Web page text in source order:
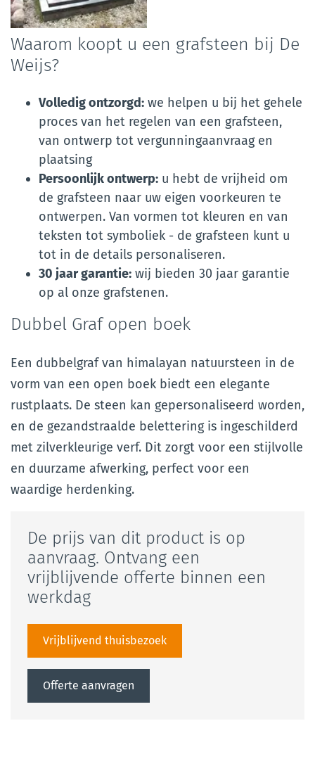
Waarom koopt u een grafsteen bij De
Weijs?
Volledig ontzorgd: we helpen u bij het gehele
proces van het regelen van een grafsteen,
van ontwerp tot vergunningaanvraag en
plaatsing
Persoonlijk ontwerp: u hebt de vrijheid om
de grafsteen naar uw eigen voorkeuren te
ontwerpen. Van vormen tot kleuren en van
teksten tot symboliek - de grafsteen kunt u
tot in de details personaliseren.
30 jaar garantie: wij bieden 30 jaar garantie
op al onze grafstenen.
Dubbel Graf open boek
Een dubbelgraf van himalayan natuursteen in de
vorm van een open boek biedt een elegante
rustplaats. De steen kan gepersonaliseerd worden,
en de gezandstraalde belettering is ingeschilderd
met zilverkleurige verf. Dit zorgt voor een stijlvolle
en duurzame afwerking, perfect voor een
waardige herdenking.
De prijs van dit product is op
aanvraag. Ontvang een
vrijblijvende offerte binnen een
werkdag
Vrijblijvend thuisbezoek
Offerte aanvragen